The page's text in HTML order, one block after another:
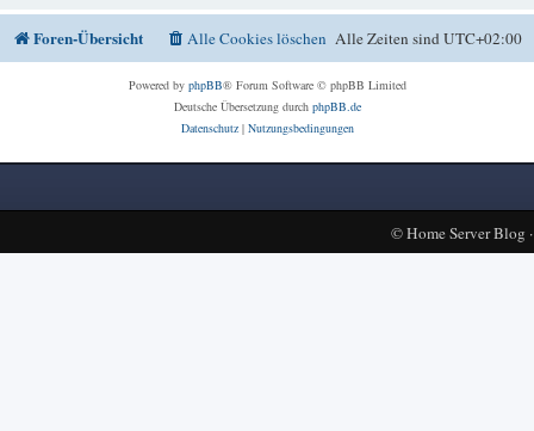
Foren-Übersicht Alle Zeiten sindUTC+02:00
Alle Cookies löschen
Powered by phpBB® Forum Software © phpBB Limited
Deutsche Übersetzung durch phpBB.de
Datenschutz| Nutzungsbedingungen
©Home Server Blog